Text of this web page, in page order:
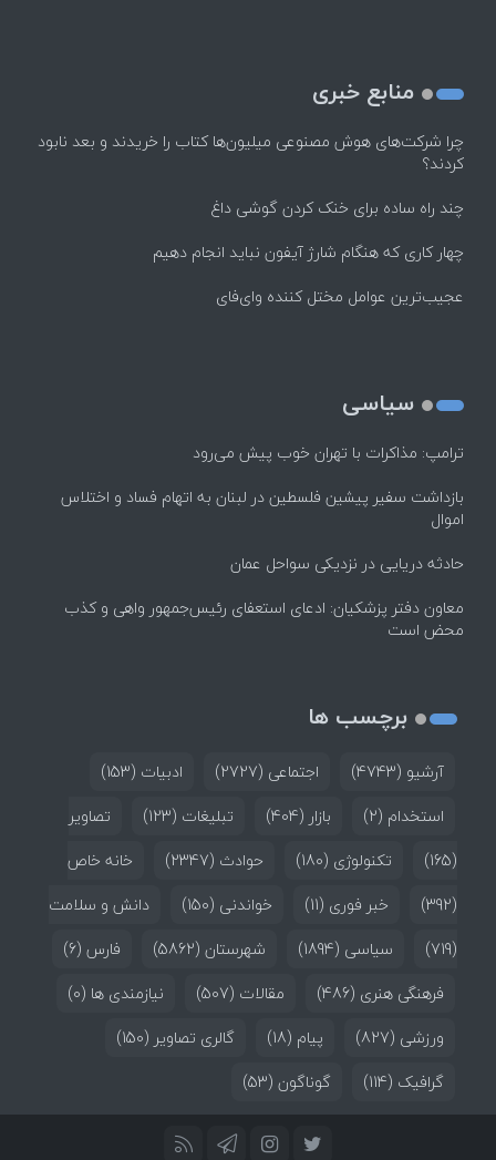
منابع خبری
چرا شرکت‌های هوش مصنوعی میلیون‌ها کتاب را خریدند و بعد نابود
کردند؟
چند راه‌ ساده برای خنک کردن گوشی داغ
چهار کاری که هنگام شارژ آیفون نباید انجام دهیم
عجیب‌ترین عوامل مختل کننده وای‌فای
سیاسی
ترامپ: مذاکرات با تهران خوب پیش می‌رود
بازداشت سفیر پیشین فلسطین در لبنان به اتهام فساد و اختلاس
اموال
حادثه دریایی در نزدیکی سواحل عمان
معاون دفتر پزشکیان: ادعای استعفای رئیس‌جمهور واهی و کذب
محض است
برچسب ها
آرشیو (4743) اجتماعی (2727) ادبیات (153)
استخدام (2) بازار (404) تبلیغات (123)
تصاویر
(165)
تکنولوژی (180) حوادث (2347)
خانه خاص
(392)
خبر فوری (11) خواندنی (150)
دانش و سلامت
(719)
سیاسی (1894) شهرستان (5862) فارس (6)
فرهنگی هنری (486) مقالات (507) نیازمندی ها (0)
ورزشی (827) پیام (18) گالری تصاویر (150)
گرافیک (114) گوناگون (53)